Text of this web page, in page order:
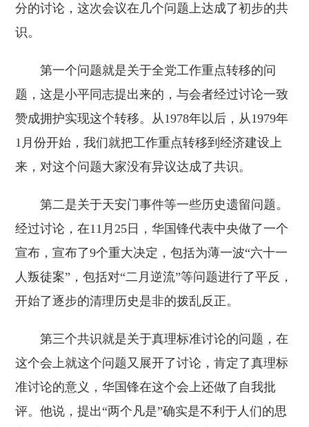
分的讨论，这次会议在几个问题上达成了初步的共
识。
第一个问题就是关于全党工作重点转移的问
题，这是小平同志提出来的，与会者经过讨论一致
赞成拥护实现这个转移。从1978年以后，从1979年
1月份开始，我们就把工作重点转移到经济建设上
来，对这个问题大家没有异议达成了共识。
第二是关于天安门事件等一些历史遗留问题。
经过讨论，在11月25日，华国锋代表中央做了一个
宣布，宣布了9个重大决定，包括为薄一波“六十一
人叛徒案”，包括对“二月逆流”等问题进行了平反，
开始了逐步的清理历史是非的拨乱反正。
第三个共识就是关于真理标准讨论的问题，在
这个会上就这个问题又展开了讨论，肯定了真理标
准讨论的意义，华国锋在这个会上还做了自我批
评。他说，提出“两个凡是”确实是不利于人们的思